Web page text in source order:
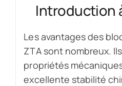
Introduction
Les avantages des
ZTA sont nombreux.
propriétés
excellente stabilité